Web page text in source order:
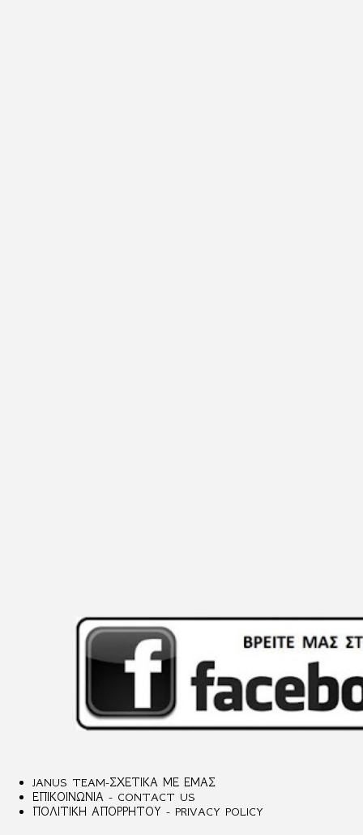
JANUS TEAM-ΣΧΕΤΙΚΑ ΜΕ ΕΜΑΣ
ΕΠΙΚΟΙΝΩΝΙΑ - CONTACT US
ΠΟΛΙΤΙΚΗ ΑΠΟΡΡΗΤΟΥ - PRIVACY POLICY